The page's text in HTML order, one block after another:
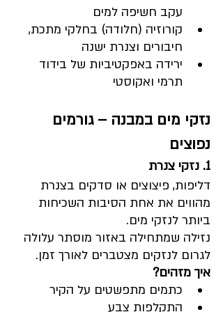
עקב חשיפה למים
קורוזיה (חלודה) בחלקי מתכת,
חיבורים וצנרת ישנה
ירידה באפקטיביות של בידוד
תרמי ואקוסטי
נזקי מים במבנה – גורמים
נפוצים
1. נזקי צנרת
דליפות, פיצוצים או סדקים בצנרת
מהווים את אחת הסיבות השכיחות
ביותר לנזקי מים.
נזילה שמתחילה באזור מוסתר עלולה
לגרום לנזקים מצטברים לאורך זמן.
איך מזהים?
כתמים מתפשטים על הקיר
התקלפות צבע